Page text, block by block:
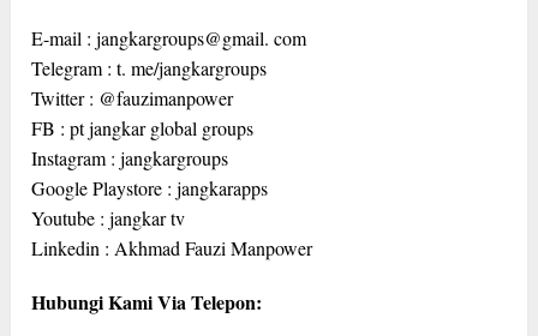
E-mail : jangkargroups@gmail. com
Telegram : t. me/jangkargroups
Twitter : @fauzimanpower
FB : pt jangkar global groups
Instagram : jangkargroups
Google Playstore : jangkarapps
Youtube : jangkar tv
Linkedin : Akhmad Fauzi Manpower
Hubungi Kami Via Telepon: